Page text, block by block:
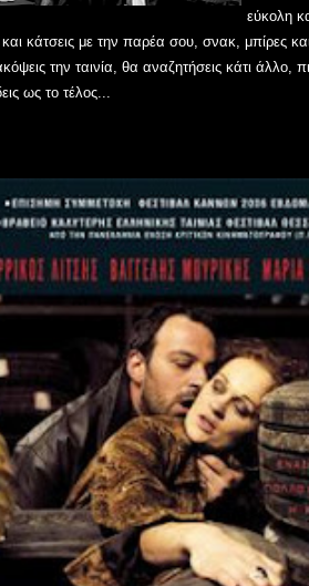
εύκολη
κάτσεις με την παρέα σου, σνακ, μπίρες
την ταινία, θα αναζητήσεις κάτι
ως το τέλος...